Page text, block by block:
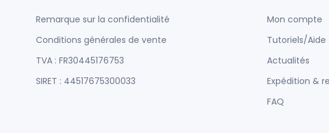
Remarque sur la confidentialité
Conditions générales de vente
TVA : FR30445176753
SIRET : 44517675300033
Mon compte
Tutoriels/Aide
Actualités
Expédition &
FAQ